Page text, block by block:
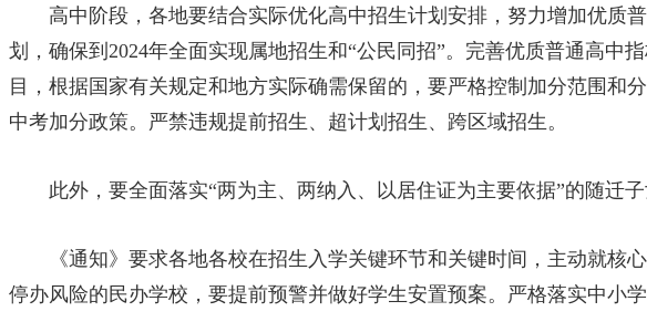
高中阶段，各地要结合实际优化高中招生计划安排，努力增加优质
划，确保到2024年全面实现属地招生和“公民同招”。完善优质普通高
目，根据国家有关规定和地方实际确需保留的，要严格控制加分范围和
中考加分政策。严禁违规提前招生、超计划招生、跨区域招生。
此外，要全面落实“两为主、两纳入、以居住证为主要依据”的随迁子
《通知》要求各地各校在招生入学关键环节和关键时间，主动就核
停办风险的民办学校，要提前预警并做好学生安置预案。严格落实中小